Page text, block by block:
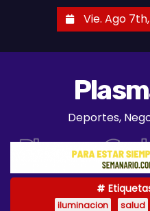
Vie. Ago
Deportes,
iluminacion salud